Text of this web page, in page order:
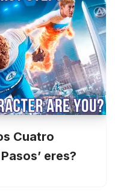
Cuatro
eres?